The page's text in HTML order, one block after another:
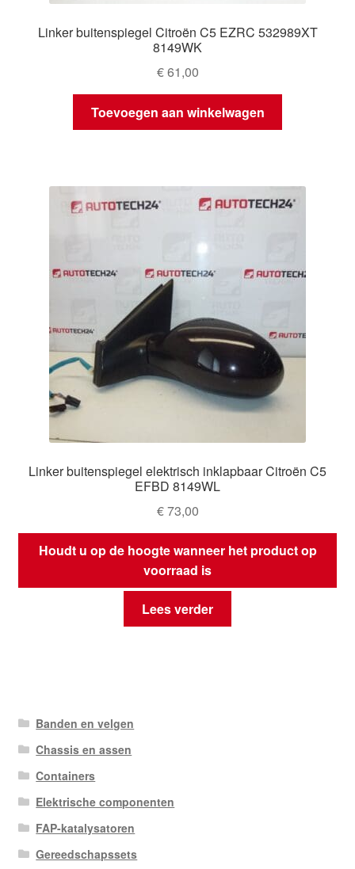
Linker buitenspiegel Citroën C5 EZRC 532989XT
8149WK
€61,00
Toevoegen aan winkelwagen
Linker buitenspiegel elektrisch inklapbaar Citroën C5
EFBD 8149WL
€73,00
Houdt u op de hoogte wanneer het product op
voorraad is
Lees verder
Banden en velgen
Chassis en assen
Containers
Elektrische componenten
FAP-katalysatoren
Gereedschapssets